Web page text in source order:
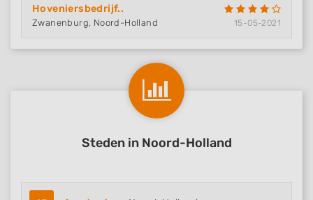
Hoveniersbedrijf..
Zwanenburg, Noord-Holland 15-05-2021
Steden in Noord-Holland